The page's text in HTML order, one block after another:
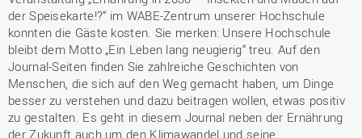
der Speisekarte!?“ im WABE-Zentrum unserer Hochschule
konnten die Gäste kosten. Sie merken: Unsere Hochschule
bleibt dem Motto „Ein Leben lang neugierig“ treu. Auf den
Journal-Seiten finden Sie zahlreiche Geschichten von
Menschen, die sich auf den Weg gemacht haben, um Dinge
besser zu verstehen und dazu beitragen wollen, etwas positiv
zu gestalten. Es geht in diesem Journal neben der Ernährung
der Zukunft auch um den Klimawandel und seine